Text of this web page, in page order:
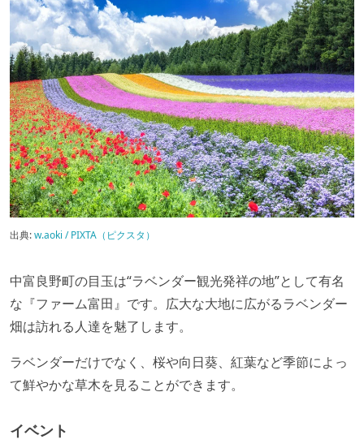
出典:w.aoki / PIXTA（ピクスタ）
中富良野町の目玉は“ラベンダー観光発祥の地”として有名
な『ファーム富田』です。広大な大地に広がるラベンダー
畑は訪れる人達を魅了します。
ラベンダーだけでなく、桜や向日葵、紅葉など季節によっ
て鮮やかな草木を見ることができます。
イベント